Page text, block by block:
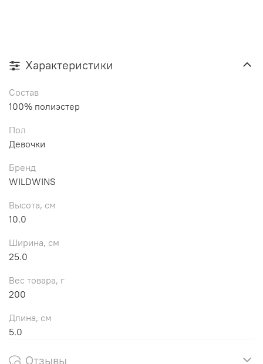
Характеристики
Состав
100% полиэстер
Пол
Девочки
Бренд
WILDWINS
Высота, см
10.0
Ширина, см
25.0
Вес товара, г
200
Длина, см
5.0
Отзывы